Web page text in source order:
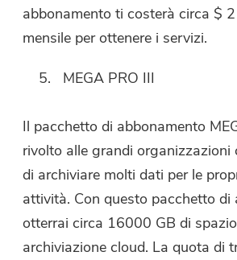
abbonamento ti costerà circa $
mensile per ottenere i servizi.
MEGA PRO III
Il pacchetto di abbonamento
rivolto alle grandi organizzazioni
di archiviare molti dati per le
attività. Con questo pacchetto di
otterrai circa 16000 GB di
archiviazione cloud. La quota di